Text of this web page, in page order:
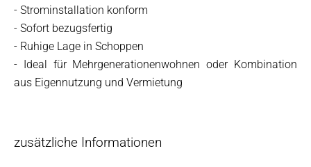
- Strominstallation konform
- Sofort bezugsfertig
- Ruhige Lage in Schoppen
- Ideal für Mehrgenerationenwohnen oder Kombination
aus Eigennutzung und Vermietung
zusätzliche Informationen